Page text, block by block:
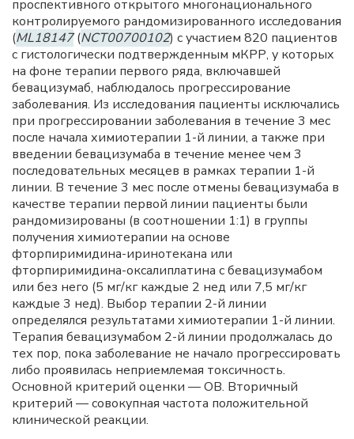
проспективного открытого многонационального
контролируемого рандомизированного исследования
(ML18147(NCT00700102) с участием 820 пациентов
с гистологически подтвержденным мКРР, у которых
на фоне терапии первого ряда, включавшей
бевацизумаб, наблюдалось прогрессирование
заболевания. Из исследования пациенты исключались
при прогрессировании заболевания в течение 3 мес
после начала химиотерапии 1-й линии, а также при
введении бевацизумаба в течение менее чем 3
последовательных месяцев в рамках терапии 1-й
линии. В течение 3 мес после отмены бевацизумаба в
качестве терапии первой линии пациенты были
рандомизированы (в соотношении 1:1) в группы
получения химиотерапии на основе
фторпиримидина-иринотекана или
фторпиримидина-оксалиплатина с бевацизумабом
или без него (5 мг/кг каждые 2 нед или 7,5 мг/кг
каждые 3 нед). Выбор терапии 2-й линии
определялся результатами химиотерапии 1-й линии.
Терапия бевацизумабом 2-й линии продолжалась до
тех пор, пока заболевание не начало прогрессировать
либо проявилась неприемлемая токсичность.
Основной критерий оценки — ОВ. Вторичный
критерий — совокупная частота положительной
клинической реакции.